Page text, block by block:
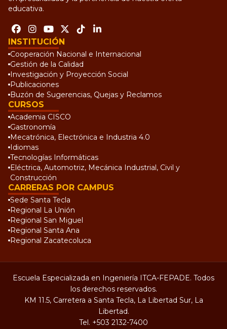
educativa.
INSTITUCIÓN
Cooperación Nacional e Internacional
Gestión de la Calidad
Investigación y Proyección Social
Publicaciones
Buzón de Sugerencias, Quejas y Reclamos
CURSOS
Academia CISCO
Gastronomía
Mecatrónica, Electrónica e Industria 4.0
Idiomas
Tecnologías Informáticas
Eléctrica, Automotriz, Mecánica Industrial, Civil y
Construcción
CARRERAS POR CAMPUS
Sede Santa Tecla
Regional La Unión
Regional San Miguel
Regional Santa Ana
Regional Zacatecoluca
Escuela Especializada en Ingeniería ITCA-FEPADE. Todos
los derechos reservados.
KM 11.5, Carretera a Santa Tecla, La Libertad Sur, La
Libertad.
Tel. +503 2132-7400